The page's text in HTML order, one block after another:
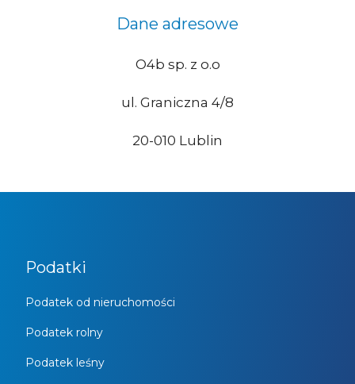
Dane adresowe
O4b sp. z o.o
ul. Graniczna 4/8
20-010 Lublin
Podatki
Podatek od nieruchomości
Podatek rolny
Podatek leśny